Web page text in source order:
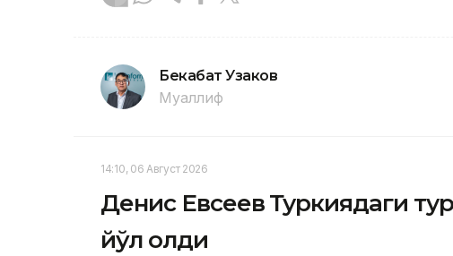
Бекабат Узаков
Муаллиф
14:10, 06 Август 2026
Денис Евсеев Туркиядаги
йўл олди